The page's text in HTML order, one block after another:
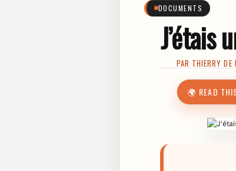
DOCUMENTS
J’étais
PAR THIERRY DE
🌍 READ